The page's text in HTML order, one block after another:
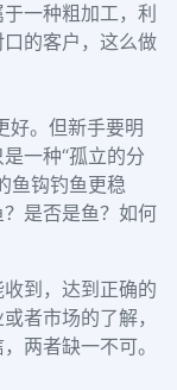
一种粗加工，利
的客户，这么做
好。但新手要明
一种“孤立的分
鱼钩钓鱼更稳
是否是鱼？如何
到，达到正确的
者市场的了解，
两者缺一不可。